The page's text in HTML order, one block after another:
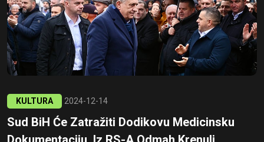
KULTURA 2024-12-14
Sud BiH Će Zatražiti Dodikovu Medicinsku